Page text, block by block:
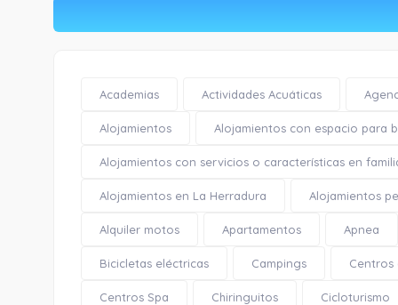
Academias Actividades Acuáticas
Alojamientos Alojamientos con espacio para
Alojamientos con servicios o características en
Alojamientos en La Herradura Alojamientos
Alquiler motos Apartamentos Apnea
Bicicletas eléctricas Campings Centros
Centros Spa Chiringuitos Cicloturismo